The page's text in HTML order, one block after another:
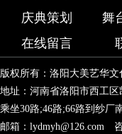
庆典策划
舞
在线留言
版权所有：洛阳大美艺华文
地址：河南省洛阳市西工
乘坐30路;46路;66路到纱厂
邮箱：lydmyh@126.com